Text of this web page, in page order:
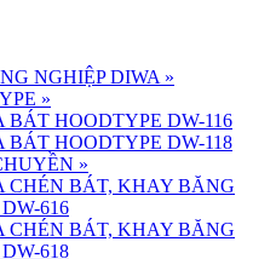
NGHIỆP DIWA »
»
BÁT HOODTYPE DW-116
BÁT HOODTYPE DW-118
»
CHÉN BÁT, KHAY BĂNG
616
CHÉN BÁT, KHAY BĂNG
618